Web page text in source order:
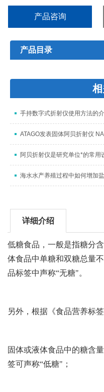
产品咨询
产品目录
手持数字式折射仪使用方法的
ATAGO发表固体阿贝折射仪
阿贝折射仪是研究单位*的常用
海水水产养殖过程中如何增加
详细介绍
低糖食品，一般是指糖分
体食品中单糖和双糖总量
品标签中声称“无糖"。
另外，根据《食品营养标
固体或液体食品中的糖含
签可声称“低糖"；